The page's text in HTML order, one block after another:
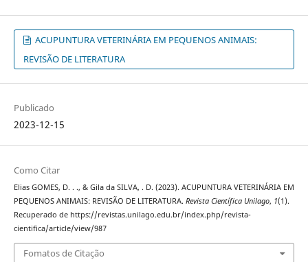
ACUPUNTURA VETERINÁRIA EM PEQUENOS ANIMAIS:
REVISÃO DE LITERATURA
Publicado
2023-12-15
Como Citar
Elias GOMES, D. . ., & Gila da SILVA, . D. (2023). ACUPUNTURA VETERINÁRIA EM
PEQUENOS ANIMAIS: REVISÃO DE LITERATURA. Revista Científica Unilago, 1(1).
Recuperado de https://revistas.unilago.edu.br/index.php/revista-
cientifica/article/view/987
Fomatos de Citação